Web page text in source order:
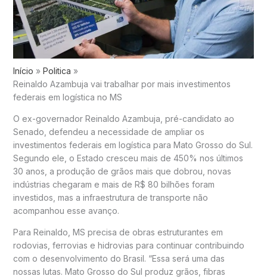
Início
Politica
Reinaldo Azambuja vai trabalhar por mais investimentos
federais em logística no MS
O ex-governador Reinaldo Azambuja, pré-candidato ao
Senado, defendeu a necessidade de ampliar os
investimentos federais em logística para Mato Grosso do Sul.
Segundo ele, o Estado cresceu mais de 450% nos últimos
30 anos, a produção de grãos mais que dobrou, novas
indústrias chegaram e mais de R$ 80 bilhões foram
investidos, mas a infraestrutura de transporte não
acompanhou esse avanço.
Para Reinaldo, MS precisa de obras estruturantes em
rodovias, ferrovias e hidrovias para continuar contribuindo
com o desenvolvimento do Brasil. “Essa será uma das
nossas lutas. Mato Grosso do Sul produz grãos, fibras